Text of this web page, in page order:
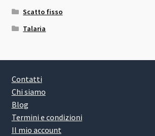
Scatto fisso
Talaria
Contatti
Chi siamo
Blog
Termini e condizioni
Il mio account